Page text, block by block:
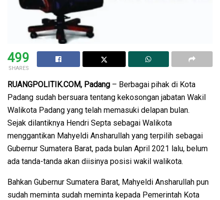
499
SHARES
RUANGPOLITIK.COM, Padang – Berbagai pihak di Kota
Padang sudah bersuara tentang kekosongan jabatan Wakil
Walikota Padang yang telah memasuki delapan bulan.
Sejak dilantiknya Hendri Septa sebagai Walikota
menggantikan Mahyeldi Ansharullah yang terpilih sebagai
Gubernur Sumatera Barat, pada bulan April 2021 lalu, belum
ada tanda-tanda akan diisinya posisi wakil walikota.
Bahkan Gubernur Sumatera Barat, Mahyeldi Ansharullah pun
sudah meminta sudah meminta kepada Pemerintah Kota